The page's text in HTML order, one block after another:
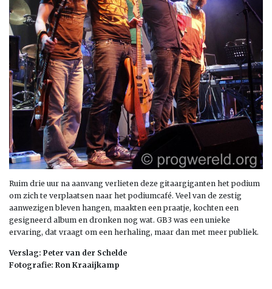
Ruim drie uur na aanvang verlieten deze gitaargiganten het podium
om zich te verplaatsen naar het podiumcafé. Veel van de zestig
aanwezigen bleven hangen, maakten een praatje, kochten een
gesigneerd album en dronken nog wat. GB3 was een unieke
ervaring, dat vraagt om een herhaling, maar dan met meer publiek.
Verslag: Peter van der Schelde
Fotografie: Ron Kraaijkamp